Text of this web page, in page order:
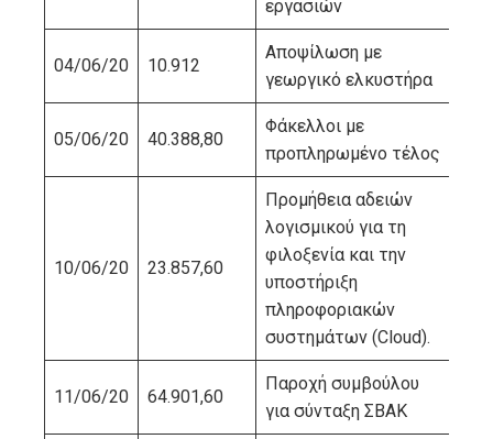
εργασιών
04/06/20 10.912
Αποψίλωση με
γεωργικό ελκυστήρα
05/06/20 40.388,80
Φάκελλοι με
προπληρωμένο τέλος
10/06/20 23.857,60
Προμήθεια αδειών
λογισμικού για τη
φιλοξενία και την
υποστήριξη
πληροφοριακών
συστημάτων (Cloud).
11/06/20 64.901,60
Παροχή συμβούλου
για σύνταξη ΣΒΑΚ